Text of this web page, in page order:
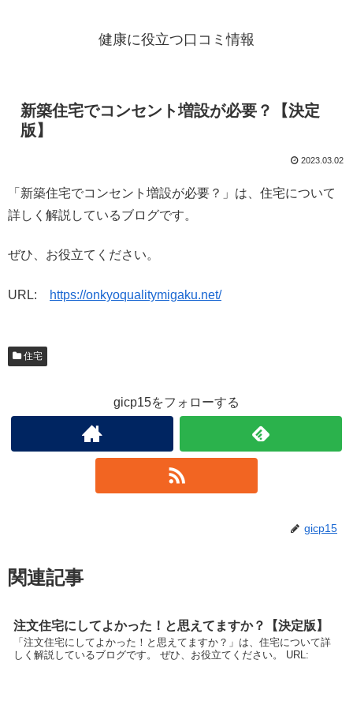
健康に役立つ口コミ情報
新築住宅でコンセント増設が必要？【決定
版】
2023.03.02
「新築住宅でコンセント増設が必要？」は、住宅について
詳しく解説しているブログです。
ぜひ、お役立てください。
URL: https://onkyoqualitymigaku.net/
住宅
gicp15をフォローする
gicp15
関連記事
注文住宅にしてよかった！と思えてますか？【決定版】
「注文住宅にしてよかった！と思えてますか？」は、住宅について詳
しく解説しているブログです。 ぜひ、お役立てください。 URL: